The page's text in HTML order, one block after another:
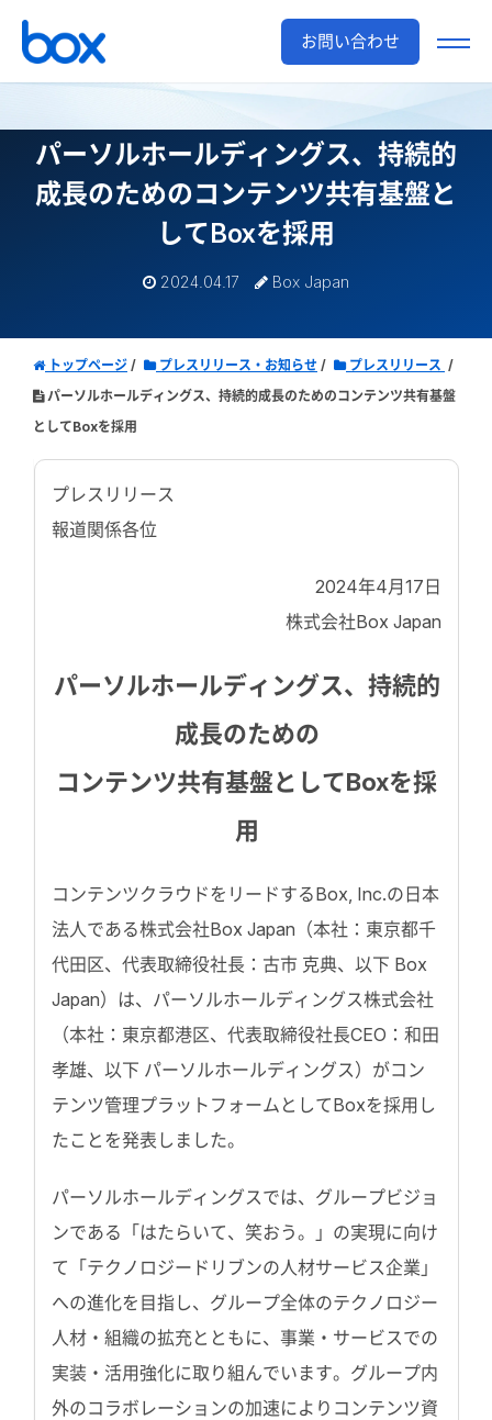
お問い合わせ
パーソルホールディングス、持続的
成長のためのコンテンツ共有基盤と
してBoxを採用
2024.04.17 Box Japan
トップページ プレスリリース・お知らせ
プレスリリース
パーソルホールディングス、持続的成長のためのコンテンツ共有基盤
としてBoxを採用
プレスリリース
報道関係各位
2024年4月17日
株式会社Box Japan
パーソルホールディングス、持続的
成長のための
コンテンツ共有基盤としてBoxを採
用
コンテンツクラウドをリードするBox, Inc.の日本
法人である株式会社Box Japan（本社：東京都千
代田区、代表取締役社長：古市 克典、以下 Box
Japan）は、パーソルホールディングス株式会社
（本社：東京都港区、代表取締役社長CEO：和田
孝雄、以下 パーソルホールディングス）がコン
テンツ管理プラットフォームとしてBoxを採用し
たことを発表しました。
パーソルホールディングスでは、グループビジョ
ンである「はたらいて、笑おう。」の実現に向け
て「テクノロジードリブンの人材サービス企業」
への進化を目指し、グループ全体のテクノロジー
人材・組織の拡充とともに、事業・サービスでの
実装・活用強化に取り組んでいます。グループ内
外のコラボレーションの加速によりコンテンツ資